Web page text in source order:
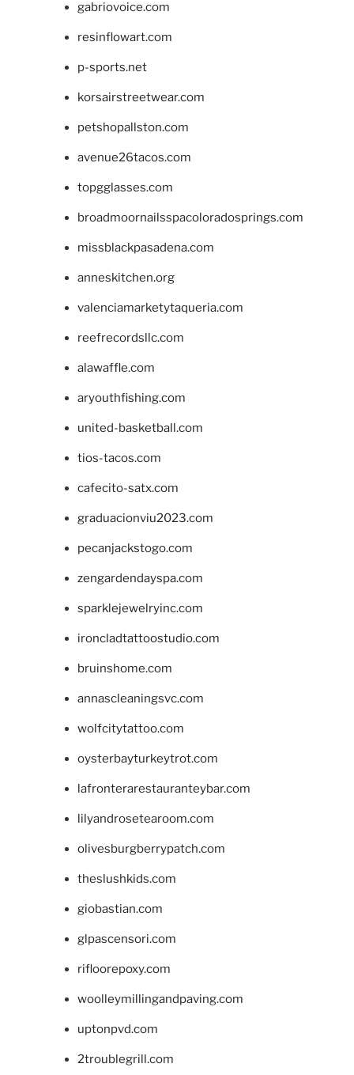
gabriovoice.com
resinflowart.com
p-sports.net
korsairstreetwear.com
petshopallston.com
avenue26tacos.com
topgglasses.com
broadmoornailsspacoloradosprings.com
missblackpasadena.com
anneskitchen.org
valenciamarketytaqueria.com
reefrecordsllc.com
alawaffle.com
aryouthfishing.com
united-basketball.com
tios-tacos.com
cafecito-satx.com
graduacionviu2023.com
pecanjackstogo.com
zengardendayspa.com
sparklejewelryinc.com
ironcladtattoostudio.com
bruinshome.com
annascleaningsvc.com
wolfcitytattoo.com
oysterbayturkeytrot.com
lafronterarestauranteybar.com
lilyandrosetearoom.com
olivesburgberrypatch.com
theslushkids.com
giobastian.com
glpascensori.com
rifloorepoxy.com
woolleymillingandpaving.com
uptonpvd.com
2troublegrill.com